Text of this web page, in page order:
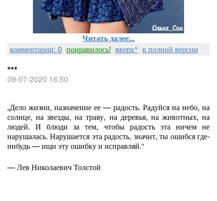
Читать далее...
комментарии: 0 понравилось! вверх^ к полной версии
***
09-07-2020 16:50
„Дело жизни, назначение ее — радость. Радуйся на небо, на
солнце, на звезды, на траву, на деревья, на животных, на
людей. И блюди за тем, чтобы радость эта ничем не
нарушалась. Нарушается эта радость, значит, ты ошибся где-
нибудь — ищи эту ошибку и исправляй.“
— Лев Николаевич Толстой